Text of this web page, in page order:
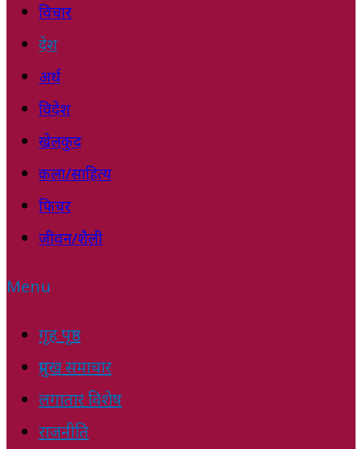
विचार
देश
अर्थ
विदेश
खेलकुद
कला/साहित्य
फिचर
जीवन/शैली
Menu
गृह पृष्ठ
प्रमुख समाचार
लगातार विशेष
राजनीति